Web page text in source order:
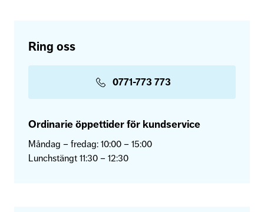
Ring oss
0771-773 773
Ordinarie öppettider för kundservice
Måndag – fredag: 10:00 – 15:00
Lunchstängt 11:30 – 12:30